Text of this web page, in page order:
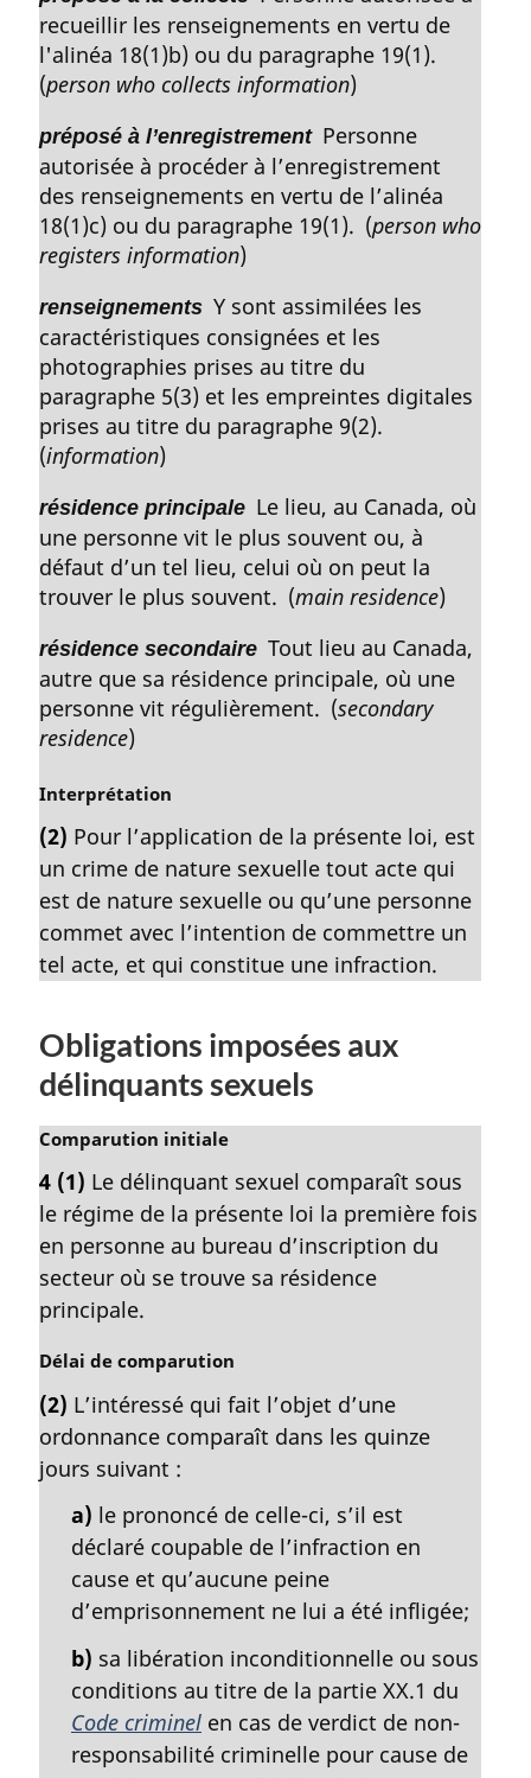
recueillir les renseignements en vertu de
l'alinéa 18(1)b) ou du paragraphe 19(1).
(person who collects information)
préposé à l’enregistrementPersonne
autorisée à procéder à l’enregistrement
des renseignements en vertu de l’alinéa
18(1)c) ou du paragraphe 19(1). (person who
registers information)
renseignements Y sont assimilées les
caractéristiques consignées et les
photographies prises au titre du
paragraphe 5(3) et les empreintes digitales
prises au titre du paragraphe 9(2).
(information)
résidence principale Le lieu, au Canada, où
une personne vit le plus souvent ou, à
défaut d’un tel lieu, celui où on peut la
trouver le plus souvent. (main residence)
résidence secondaire Tout lieu au Canada,
autre que sa résidence principale, où une
personne vit régulièrement. (secondary
residence)
N
t
e
m
a
g
a
l
:
Interprétation
(2) Pour l’application de la présente loi, est
un crime de nature sexuelle tout acte qui
est de nature sexuelle ou qu’une personne
commet avec l’intention de commettre un
tel acte, et qui constitue une infraction.
Obligations imposées aux
délinquants sexuels
N
t
e
m
a
g
n
a
e
:
Comparution initiale
4 (1) Le délinquant sexuel comparaît sous
le régime de la présente loi la première fois
en personne au bureau d’inscription du
secteur où se trouve sa résidence
principale.
N
t
e
m
Délai de comparution
(2) L’intéressé qui fait l’objet d’une
ordonnance comparaît dans les quinze
jours suivant :
a) le prononcé de celle-ci, s’il est
déclaré coupable de l’infraction en
cause et qu’aucune peine
d’emprisonnement ne lui a été infligée;
b) sa libération inconditionnelle ou sous
conditions au titre de la partie XX.1 du
Code criminel en cas de verdict de non-
responsabilité criminelle pour cause de